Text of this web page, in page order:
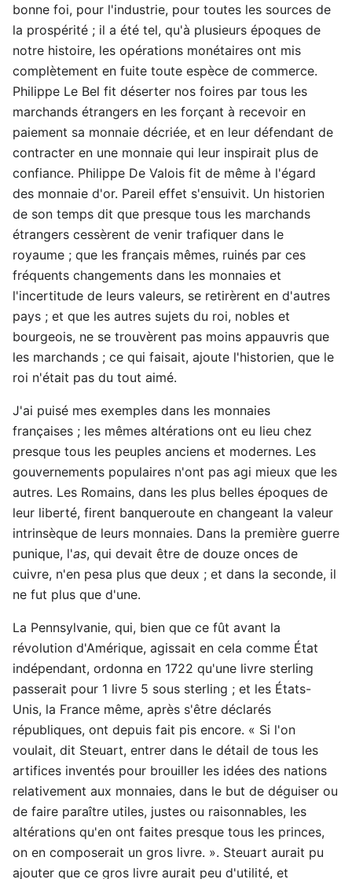
bonne foi, pour l'industrie, pour toutes les sources de
la prospérité ; il a été tel, qu'à plusieurs époques de
notre histoire, les opérations monétaires ont mis
complètement en fuite toute espèce de commerce.
Philippe Le Bel fit déserter nos foires par tous les
marchands étrangers en les forçant à recevoir en
paiement sa monnaie décriée, et en leur défendant de
contracter en une monnaie qui leur inspirait plus de
confiance. Philippe De Valois fit de même à l'égard
des monnaie d'or. Pareil effet s'ensuivit. Un historien
de son temps dit que presque tous les marchands
étrangers cessèrent de venir trafiquer dans le
royaume ; que les français mêmes, ruinés par ces
fréquents changements dans les monnaies et
l'incertitude de leurs valeurs, se retirèrent en d'autres
pays ; et que les autres sujets du roi, nobles et
bourgeois, ne se trouvèrent pas moins appauvris que
les marchands ; ce qui faisait, ajoute l'historien, que le
roi n'était pas du tout aimé.
J'ai puisé mes exemples dans les monnaies
françaises ; les mêmes altérations ont eu lieu chez
presque tous les peuples anciens et modernes. Les
gouvernements populaires n'ont pas agi mieux que les
autres. Les Romains, dans les plus belles époques de
leur liberté, firent banqueroute en changeant la valeur
intrinsèque de leurs monnaies. Dans la première guerre
punique, l'as, qui devait être de douze onces de
cuivre, n'en pesa plus que deux ; et dans la seconde, il
ne fut plus que d'une.
La Pennsylvanie, qui, bien que ce fût avant la
révolution d'Amérique, agissait en cela comme État
indépendant, ordonna en 1722 qu'une livre sterling
passerait pour 1 livre 5 sous sterling ; et les États-
Unis, la France même, après s'être déclarés
républiques, ont depuis fait pis encore. « Si l'on
voulait, dit Steuart, entrer dans le détail de tous les
artifices inventés pour brouiller les idées des nations
relativement aux monnaies, dans le but de déguiser ou
de faire paraître utiles, justes ou raisonnables, les
altérations qu'en ont faites presque tous les princes,
on en composerait un gros livre. ». Steuart aurait pu
ajouter que ce gros livre aurait peu d'utilité, et